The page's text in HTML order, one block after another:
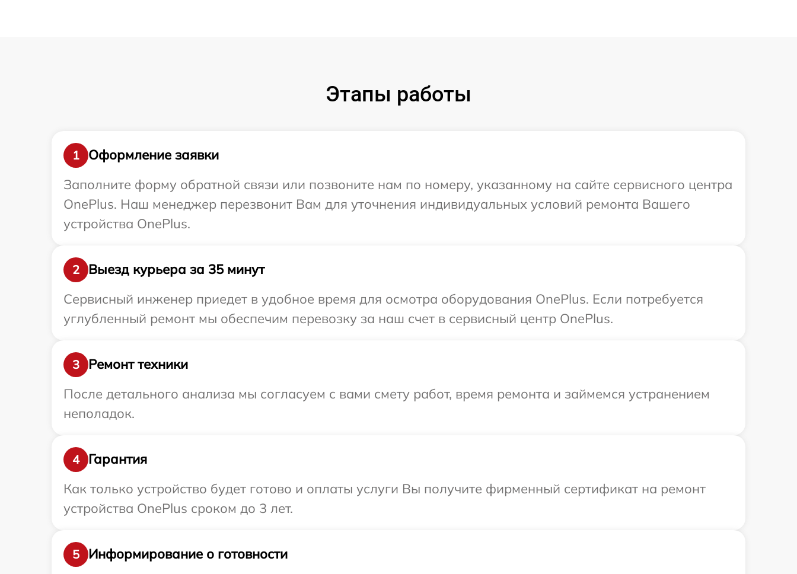
Этапы работы
1
Оформление заявки
Заполните форму обратной связи или позвоните нам по номеру, указанному на сайте сервисного центра
OnePlus. Наш менеджер перезвонит Вам для уточнения индивидуальных условий ремонта Вашего
устройства OnePlus.
2
Выезд курьера за 35 минут
Сервисный инженер приедет в удобное время для осмотра оборудования OnePlus. Если потребуется
углубленный ремонт мы обеспечим перевозку за наш счет в сервисный центр OnePlus.
3
Ремонт техники
После детального анализа мы согласуем с вами смету работ, время ремонта и займемся устранением
неполадок.
4
Гарантия
Как только устройство будет готово и оплаты услуги Вы получите фирменный сертификат на ремонт
устройства OnePlus сроком до 3 лет.
5
Информирование о готовности